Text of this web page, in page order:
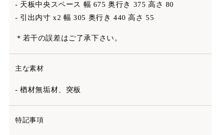
- 天板中央スペース 幅 675 奥行き 375 高さ 80
- 引出内寸 x2 幅 305 奥行き 440 高さ 55
＊若干の誤差はご了承下さい。
主な素材
- 楢材無垢材、突板
特記事項